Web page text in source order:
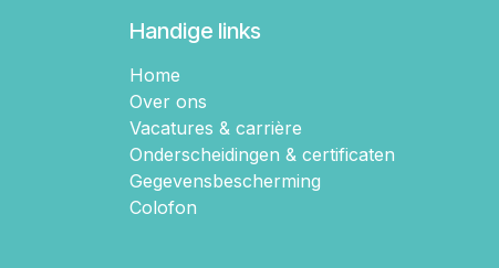
Handige links
Home
Over ons
Vacatures & carrière
Onderscheidingen & certificaten
Gegevensbescherming
Colofon